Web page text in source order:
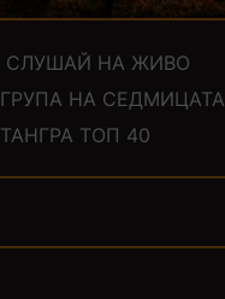
СЛУШАЙ НА ЖИВО
ГРУПА НА СЕДМИЦАТА
ТАНГРА ТОП 40